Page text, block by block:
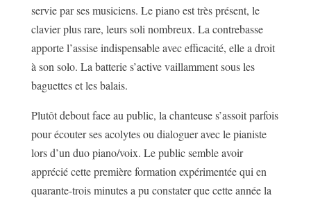
servie par ses musiciens. Le piano est très présent, le
clavier plus rare, leurs soli nombreux. La contrebasse
apporte l’assise indispensable avec efficacité, elle a droit
à son solo. La batterie s’active vaillamment sous les
baguettes et les balais.
Plutôt debout face au public, la chanteuse s’assoit parfois
pour écouter ses acolytes ou dialoguer avec le pianiste
lors d’un duo piano/voix. Le public semble avoir
apprécié cette première formation expérimentée qui en
quarante-trois minutes a pu constater que cette année la